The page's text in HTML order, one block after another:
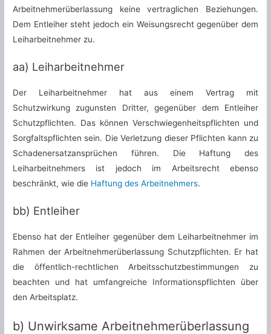
Arbeitnehmerüberlassung keine vertraglichen Beziehungen.
Dem Entleiher steht jedoch ein Weisungsrecht gegenüber dem
Leiharbeitnehmer zu.
aa) Leiharbeitnehmer
Der Leiharbeitnehmer hat aus einem Vertrag mit
Schutzwirkung zugunsten Dritter, gegenüber dem Entleiher
Schutzpflichten. Das können Verschwiegenheitspflichten und
Sorgfaltspflichten sein. Die Verletzung dieser Pflichten kann zu
Schadenersatzansprüchen führen. Die Haftung des
Leiharbeitnehmers ist jedoch im Arbeitsrecht ebenso
beschränkt, wie die Haftung des Arbeitnehmers.
bb) Entleiher
Ebenso hat der Entleiher gegenüber dem Leiharbeitnehmer im
Rahmen der Arbeitnehmerüberlassung Schutzpflichten. Er hat
die öffentlich-rechtlichen Arbeitsschutzbestimmungen zu
beachten und hat umfangreiche Informationspflichten über
den Arbeitsplatz.
b) Unwirksame Arbeitnehmerüberlassung